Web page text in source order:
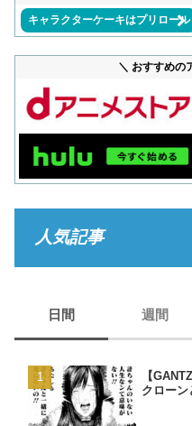
キャラクターケーキはプリロール
＼ おすすめの
人気記事
日間
【
クロー
週間